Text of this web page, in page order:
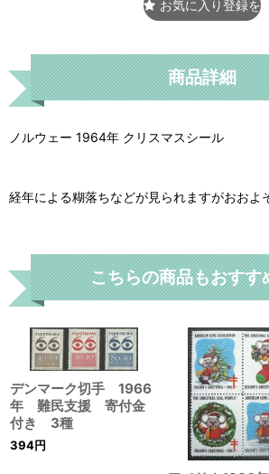
お気に入り登録を
商品詳細
ノルウェー 1964年 クリスマスシール
経年による糊落ちなどが見られますがおおよ
こちらの商品もおすす
デンマーク切手 1966
年 難民支援 寄付金
付き 3種
394円